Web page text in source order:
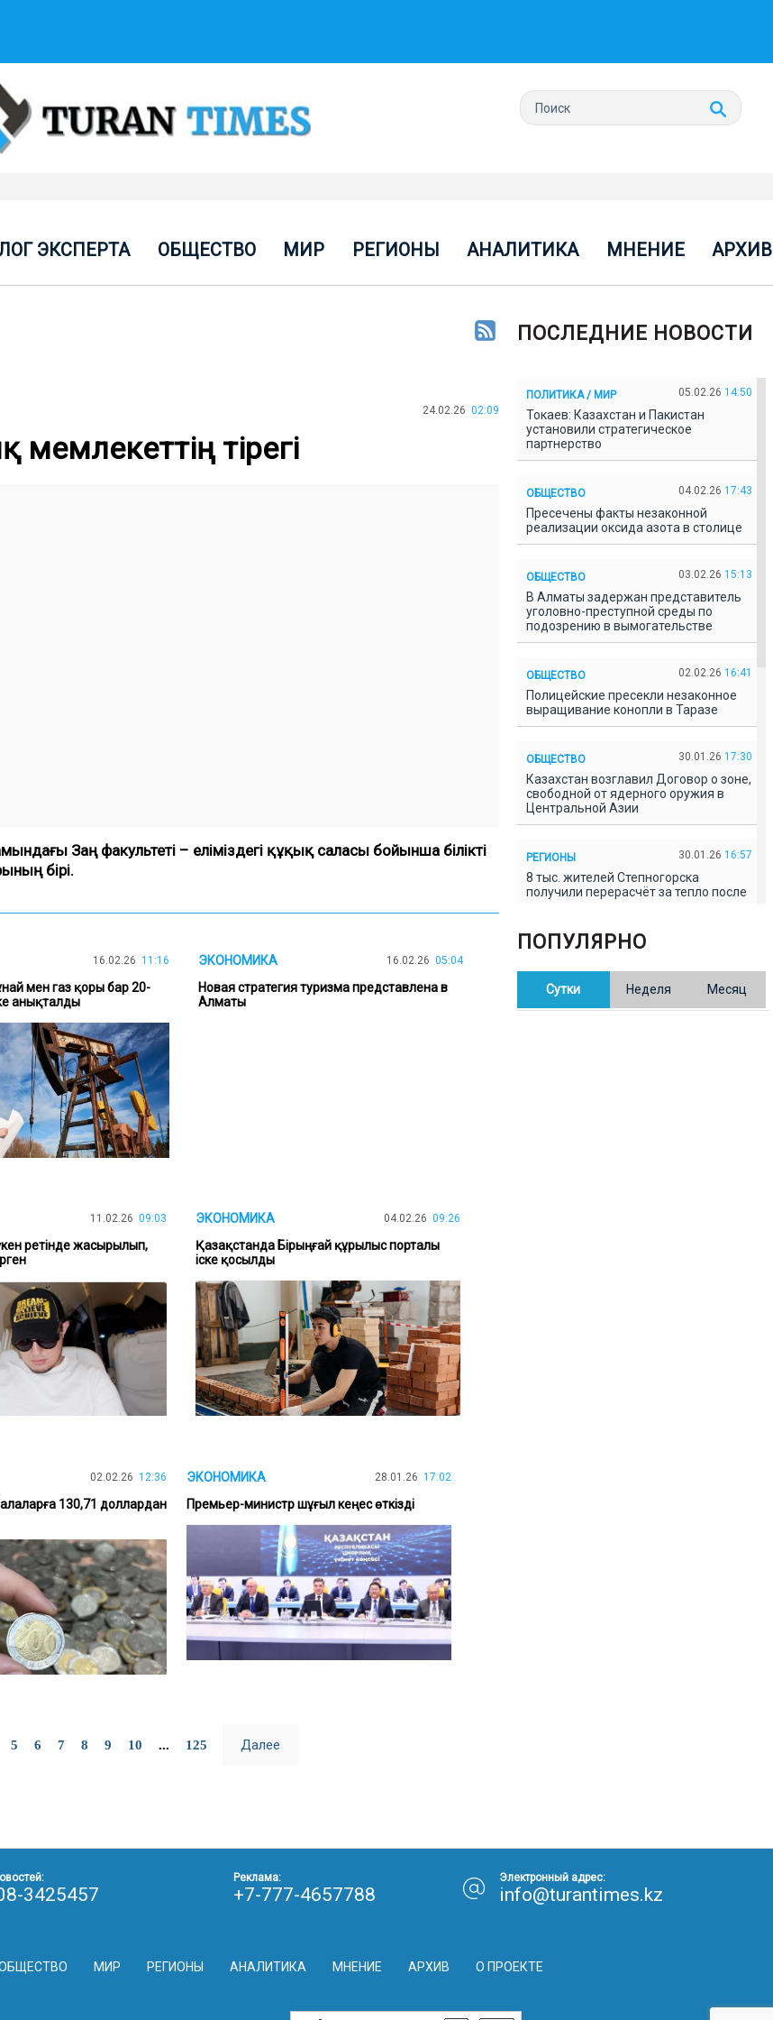
ЭКСПЕРТА ОБЩЕСТВО МИР РЕГИОНЫ АНАЛИТИКА МНЕНИЕ АРХИВ
24.02.26 02:09
тірегі
Заң факультеті – еліміздегі құқық саласы бойынша білікті
бірі.
16.02.26 11:16
мен газ қоры бар 20-
анықталды
ЭКОНОМИКА 16.02.26 05:04
Новая стратегия туризма представлена в
Алматы
11.02.26 09:03
ретінде жасырылып,
ЭКОНОМИКА 04.02.26 09:26
Қазақстанда Бірыңғай құрылыс порталы
іске қосылды
02.02.26 12:36
130,71 доллардан
ЭКОНОМИКА 28.01.26 17:02
Премьер-министр шұғыл кеңес өткізді
5 6 7 8 9 10 ... 125 Далее
ПОСЛЕДНИЕ НОВОСТИ
ПОЛИТИКА / МИР 05.02.26 14:50
Токаев: Казахстан и Пакистан
установили стратегическое
партнерство
ОБЩЕСТВО 04.02.26 17:43
Пресечены факты незаконной
реализации оксида азота в столице
ОБЩЕСТВО 03.02.26 15:13
В Алматы задержан представитель
уголовно-преступной среды по
подозрению в вымогательстве
ОБЩЕСТВО 02.02.26 16:41
Полицейские пресекли незаконное
выращивание конопли в Таразе
ОБЩЕСТВО 30.01.26 17:30
Казахстан возглавил Договор о зоне,
свободной от ядерного оружия в
Центральной Азии
РЕГИОНЫ 30.01.26 16:57
8 тыс. жителей Степногорска
получили перерасчёт за тепло после
В Казахстане готовят новую
редакцию Конституции: меняется
ПОПУЛЯРНО
Сутки Неделя Месяц
МИР РЕГИОНЫ АНАЛИТИКА МНЕНИЕ АРХИВ О ПРОЕКТЕ
3425457
Реклама:
+7-777-4657788
Электронный адрес:
info@turantimes.kz